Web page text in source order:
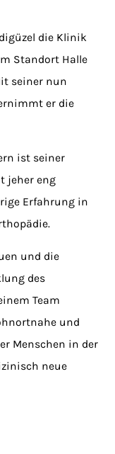
die Klinik
Standort Halle
seiner nun
er die
ist seiner
jeher eng
Erfahrung in
und die
des
Team
und
Menschen in der
neue